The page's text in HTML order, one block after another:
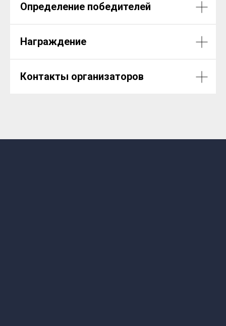
Определение победителей
Награждение
Контакты организаторов